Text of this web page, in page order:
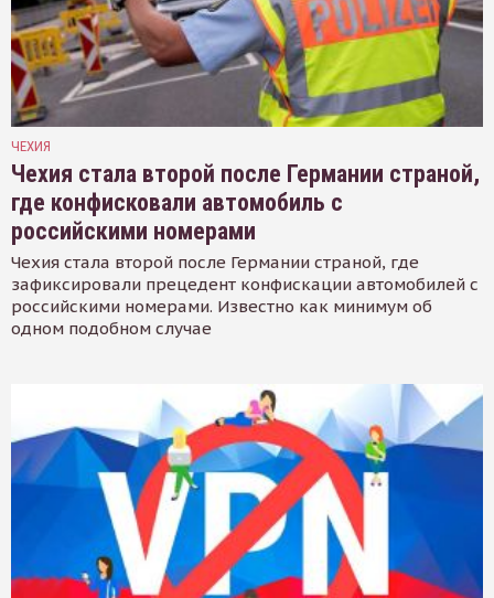
ЧЕХИЯ
Чехия стала второй после Германии страной,
где конфисковали автомобиль с
российскими номерами
Чехия стала второй после Германии страной, где
зафиксировали прецедент конфискации автомобилей с
российскими номерами. Известно как минимум об
одном подобном случае